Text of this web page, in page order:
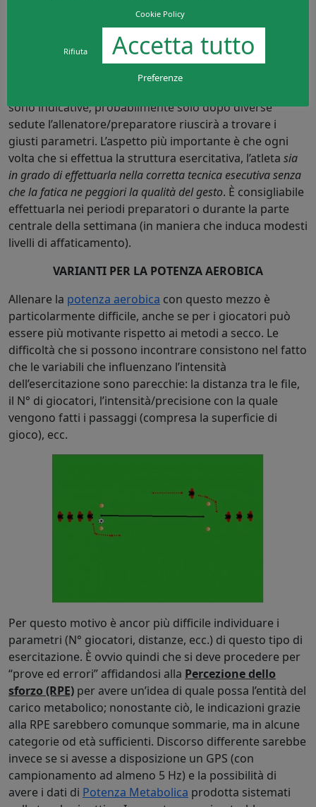
aspetto multilaterale al mezzo allenante. Viste le brevi
pause tra ogni struttura di salti può essere considerato
un’esercitazione
mista (che allena anche le componenti
metaboliche), con prevalenza dell’esplosività
sono indicative; probabilmente solo dopo diverse
sedute l’allenatore/preparatore riuscirà a trovare i
giusti parametri. L’aspetto più importante è che ogni
volta che si effettua la struttura esercitativa, l’atleta sia
in grado di effettuarla nella corretta tecnica esecutiva senza
che la fatica ne peggiori la qualità del gesto. È consigliabile
effettuarla nei periodi preparatori o durante la parte
centrale della settimana (in maniera che induca modesti
livelli di affaticamento).
VARIANTI PER LA POTENZA AEROBICA
Allenare la potenza aerobica con questo mezzo è
particolarmente difficile, anche se per i giocatori può
essere più motivante rispetto ai metodi a secco. Le
difficoltà che si possono incontrare consistono nel fatto
che le variabili che influenzano l’intensità
dell’esercitazione sono parecchie: la distanza tra le file,
il N° di giocatori, l’intensità/precisione con la quale
vengono fatti i passaggi (compresa la superficie di
gioco), ecc.
Per questo motivo è ancor più difficile individuare i
parametri (N° giocatori, distanze, ecc.) di questo tipo di
esercitazione. È ovvio quindi che si deve procedere per
“prove ed errori” affidandosi alla Percezione dello
sforzo (RPE) per avere un’idea di quale possa l’entità del
carico metabolico; nonostante ciò, le indicazioni grazie
alla RPE sarebbero comunque sommarie, ma in alcune
categorie od età sufficienti. Discorso differente sarebbe
invece se si avesse a disposizione un GPS (con
campionamento ad almeno 5 Hz) e la possibilità di
avere i dati di Potenza Metabolica prodotta sistemati
Cookie Policy
Rifiuta Accetta tutto
Preferenze